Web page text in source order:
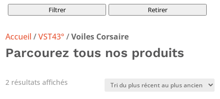
Filtrer Retirer
Accueil /VST43° /Voiles Corsaire
Parcourez tous nos produits
2 résultats affichés